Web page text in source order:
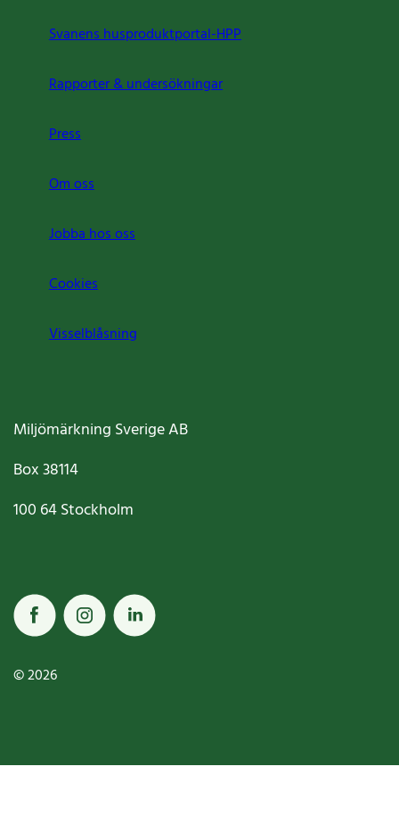
Svanens husproduktportal-HPP
Rapporter & undersökningar
Press
Om oss
Jobba hos oss
Cookies
Visselblåsning
Miljömärkning Sverige AB
Box38114
100 64Stockholm
© 2026